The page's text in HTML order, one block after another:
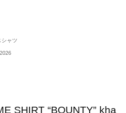
シャツ
SHIRT “BOUNTY” kha